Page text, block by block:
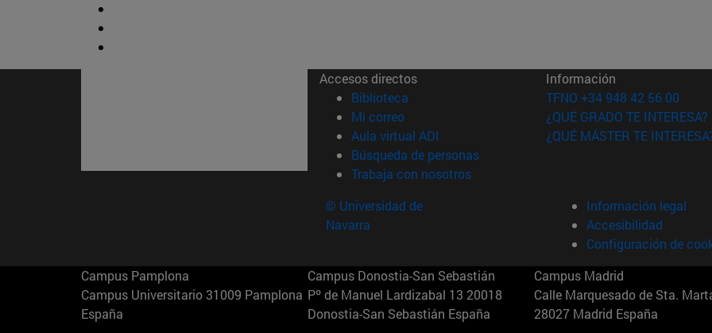
Accesos directos
Biblioteca (abre en nueva ventana)
Mi correo(abre en nueva ventana)
Aula virtual ADI (abre en nueva ventana)
Búsqueda de personas(abre en nueva ventana)
Trabaja con nosotros(abre en nueva ventana)
Información
TFNO +34 948 42 56 00
¿QUÉ GRADO TE INTERESA?
¿QUÉ MÁSTER TE
© Universidad de
Navarra
Información legal
Accesibilidad
Configuración de
Campus Pamplona
Campus Universitario 31009 Pamplona
España
Campus Donostia-San Sebastián
Pº de Manuel Lardizabal 13 20018
Donostia-San Sebastián España
Campus Madrid
Calle Marquesado de Sta.
28027 Madrid España